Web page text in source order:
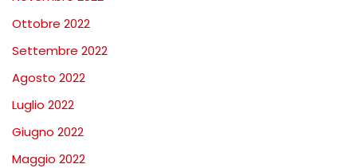
Ottobre 2022
Settembre 2022
Agosto 2022
Luglio 2022
Giugno 2022
Maggio 2022